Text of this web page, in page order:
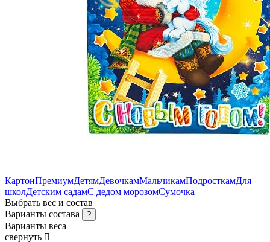
КартонПремиумДетямДевочкамМальчикамПодросткамДля
школДетским садамС дедом морозомСумочка
Выбрать вес и состав
Варианты состава
?
Варианты веса
свернуть